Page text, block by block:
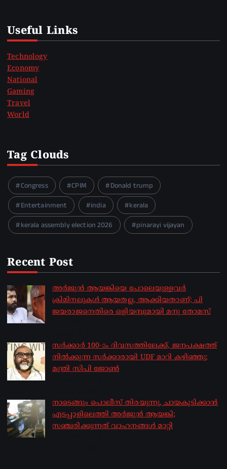
Useful Links
Technology
Economy
National
Gaming
Travel
World
Tag Clouds
Congress CPIM
Donald trump
Entertainment
india
kerala
kerala assembly election 2026
pinarayi vijayan
Recent Post
അർജുൻ ആയങ്കിയെ പോലെയുള്ളവർ
ക്രിമിനലുകൾ ആയതല്ല, ആക്കിയതാണ്; പി
ജയരാജനെതിരെ ഒളിയമ്പുമായി മനു തോമസ്
സർക്കാർ 100-ാം ദിവസത്തിലേക്ക്, ജനപക്ഷത്ത്
നിൽക്കുന്ന സർക്കാരായി UDF മാറി കഴിഞ്ഞു;
മന്ത്രി സിപി ജോൺ
നാടെങ്ങും പൊലീസ് തിരയുന്നു, ചായകുടിക്കാൻ
എടപ്പാളിലെത്തി അർജുൻ ആയങ്കി;
സഞ്ചരിക്കുന്നത് വാഹനങ്ങൾ മാറ്റി